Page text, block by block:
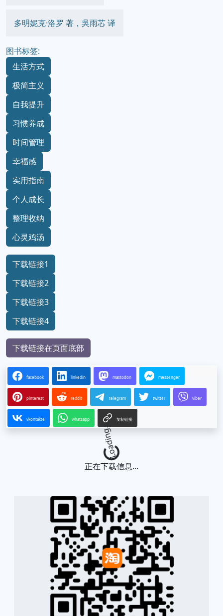
多明妮克·洛罗 著，吳雨芯 译
图书标签:
生活方式
极简主义
自我提升
习惯养成
时间管理
幸福感
实用指南
个人成长
整理收纳
心灵鸡汤
下载链接1
下载链接2
下载链接3
下载链接4
下载链接在页面底部
facebook linkedin mastodon messenger
pinterest reddit telegram twitter viber
vkontakte whatsapp 复制链接
Loading...
正在下载信息...